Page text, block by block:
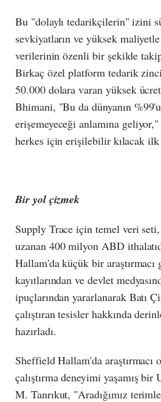
Bu "dolaylı tedarikçilerin" izini
sevkiyatların ve yüksek
verilerinin özenli bir şekilde
Birkaç özel platform tedarik
50.000 dolara varan yüksek
Bhimani, "Bu da dünyanın
erişemeyeceği anlamına
herkes için erişilebilir kılacak
Bir yol çizmek
Supply Trace için temel veri seti,
uzanan 400 milyon ABD
Hallam'da küçük bir araştırmacı
kayıtlarından ve devlet
ipuçlarından yararlanarak Batı
çalıştıran tesisler hakkında
hazırladı.
Sheffield Hallam'da araştırmacı
çalıştırma deneyimi yaşamış bir
M. Tanrıkut, "Aradığımız